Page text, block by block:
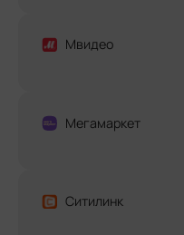
Мвидео
Мегамаркет
Ситилинк